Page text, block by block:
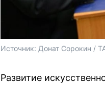
Источник: Донат Сорокин /
Развитие